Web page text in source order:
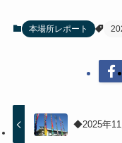
本場所レポート
◆2025年11